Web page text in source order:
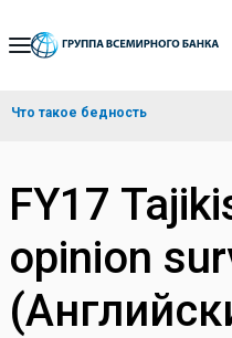
Skip
Navigation
Что такое бедность
FY17
opinion